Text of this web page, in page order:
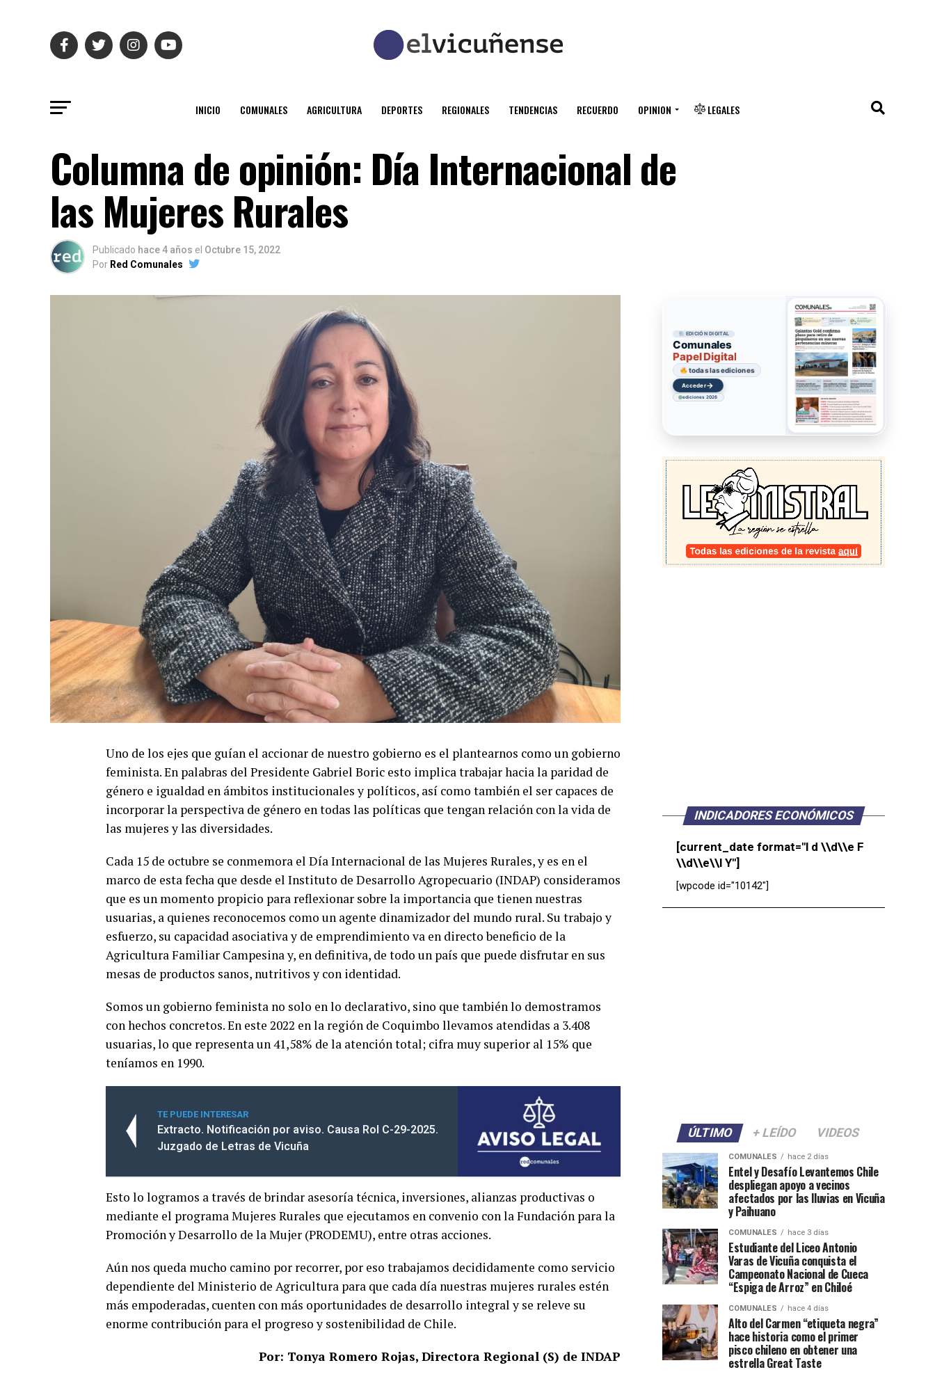
INICIO COMUNALES AGRICULTURA DEPORTES REGIONALES TENDENCIAS RECUERDO OPINION LEGALES
Columna de opinión: Día Internacional de
las Mujeres Rurales
Publicado hace 4 años el Octubre 15, 2022
Por Red Comunales
Uno de los ejes que guían el accionar de nuestro gobierno es el plantearnos como un gobierno
feminista. En palabras del Presidente Gabriel Boric esto implica trabajar hacia la paridad de
género e igualdad en ámbitos institucionales y políticos, así como también el ser capaces de
incorporar la perspectiva de género en todas las políticas que tengan relación con la vida de
las mujeres y las diversidades.
Cada 15 de octubre se conmemora el Día Internacional de las Mujeres Rurales, y es en el
marco de esta fecha que desde el Instituto de Desarrollo Agropecuario (INDAP) consideramos
que es un momento propicio para reflexionar sobre la importancia que tienen nuestras
usuarias, a quienes reconocemos como un agente dinamizador del mundo rural. Su trabajo y
esfuerzo, su capacidad asociativa y de emprendimiento va en directo beneficio de la
Agricultura Familiar Campesina y, en definitiva, de todo un país que puede disfrutar en sus
mesas de productos sanos, nutritivos y con identidad.
Somos un gobierno feminista no solo en lo declarativo, sino que también lo demostramos
con hechos concretos. En este 2022 en la región de Coquimbo llevamos atendidas a 3.408
usuarias, lo que representa un 41,58% de la atención total; cifra muy superior al 15% que
teníamos en 1990.
TE PUEDE INTERESAR
Extracto. Notificación por aviso. Causa Rol C-29-2025.
Juzgado de Letras de Vicuña
Esto lo logramos a través de brindar asesoría técnica, inversiones, alianzas productivas o
mediante el programa Mujeres Rurales que ejecutamos en convenio con la Fundación para la
Promoción y Desarrollo de la Mujer (PRODEMU), entre otras acciones.
Aún nos queda mucho camino por recorrer, por eso trabajamos decididamente como servicio
dependiente del Ministerio de Agricultura para que cada día nuestras mujeres rurales estén
más empoderadas, cuenten con más oportunidades de desarrollo integral y se releve su
enorme contribución para el progreso y sostenibilidad de Chile.
Por: Tonya Romero Rojas, Directora Regional (S) de INDAP
EDICIÓN DIGITAL
Comunales
Papel Digital
todas las ediciones
Acceder→
ediciones 2026
INDICADORES ECONÓMICOS
[current_date format="l d \\d\\e F
\\d\\e\\l Y"]
[wpcode id="10142"]
ÚLTIMO + LEÍDO VIDEOS
COMUNALES hace 2 días
Entel y Desafío Levantemos Chile
despliegan apoyo a vecinos
afectados por las lluvias en Vicuña
y Paihuano
COMUNALES hace 3 días
Estudiante del Liceo Antonio
Varas de Vicuña conquista el
Campeonato Nacional de Cueca
“Espiga de Arroz” en Chiloé
COMUNALES hace 4 días
Alto del Carmen “etiqueta negra”
hace historia como el primer
pisco chileno en obtener una
estrella Great Taste